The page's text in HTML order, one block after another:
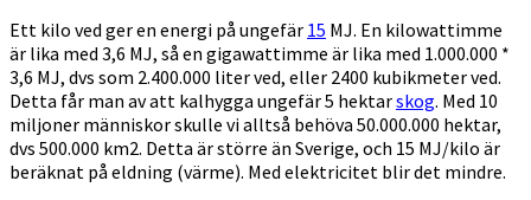
Ett kilo ved ger en energi på ungefär 15 MJ. En kilowattimme
är lika med 3,6 MJ, så en gigawattimme är lika med 1.000.000 *
3,6 MJ, dvs som 2.400.000 liter ved, eller 2400 kubikmeter ved.
Detta får man av att kalhygga ungefär 5 hektarskog. Med 10
miljoner människor skulle vi alltså behöva 50.000.000 hektar,
dvs 500.000 km2. Detta är större än Sverige, och 15 MJ/kilo är
beräknat på eldning (värme). Med elektricitet blir det mindre.